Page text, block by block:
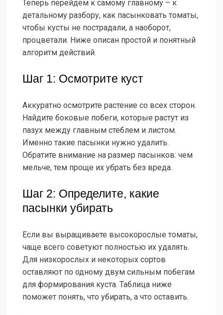
Теперь перейдём к самому главному – к
детальному разбору, как пасынковать томаты,
чтобы кусты не пострадали, а наоборот,
процветали. Ниже описан простой и понятный
алгоритм действий.
Шаг 1: Осмотрите куст
Аккуратно осмотрите растение со всех сторон.
Найдите боковые побеги, которые растут из
пазух между главным стеблем и листом.
Именно такие пасынки нужно удалить.
Обратите внимание на размер пасынков: чем
мельче, тем проще их убрать без вреда.
Шаг 2: Определите, какие
пасынки убирать
Если вы выращиваете высокорослые томаты,
чаще всего советуют полностью их удалять.
Для низкорослых и некоторых сортов
оставляют по одному двум сильным побегам
для формирования куста. Таблица ниже
поможет понять, что убирать, а что оставить.